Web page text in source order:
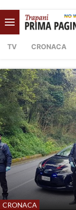
TV CRONACA
CRONACA